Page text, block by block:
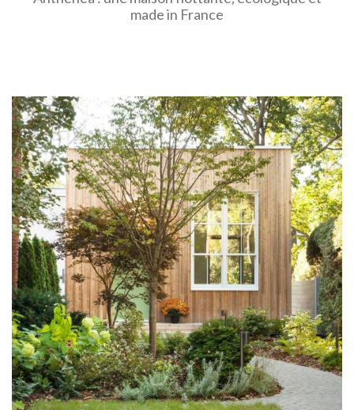
made in France